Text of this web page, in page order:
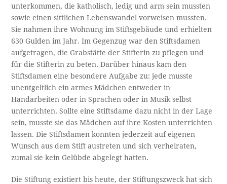
unterkommen, die katholisch, ledig und arm sein mussten
sowie einen sittlichen Lebenswandel vorweisen mussten.
Sie nahmen ihre Wohnung im Stiftsgebäude und erhielten
630 Gulden im Jahr. Im Gegenzug war den Stiftsdamen
aufgetragen, die Grabstätte der Stifterin zu pflegen und
für die Stifterin zu beten. Darüber hinaus kam den
Stiftsdamen eine besondere Aufgabe zu: jede musste
unentgeltlich ein armes Mädchen entweder in
Handarbeiten oder in Sprachen oder in Musik selbst
unterrichten. Sollte eine Stiftsdame dazu nicht in der Lage
sein, musste sie das Mädchen auf ihre Kosten unterrichten
lassen. Die Stiftsdamen konnten jederzeit auf eigenen
Wunsch aus dem Stift austreten und sich verheiraten,
zumal sie kein Gelübde abgelegt hatten.
Die Stiftung existiert bis heute, der Stiftungszweck hat sich